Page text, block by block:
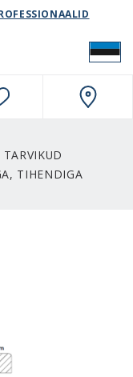
TARVIKUD
TIHENDIGA